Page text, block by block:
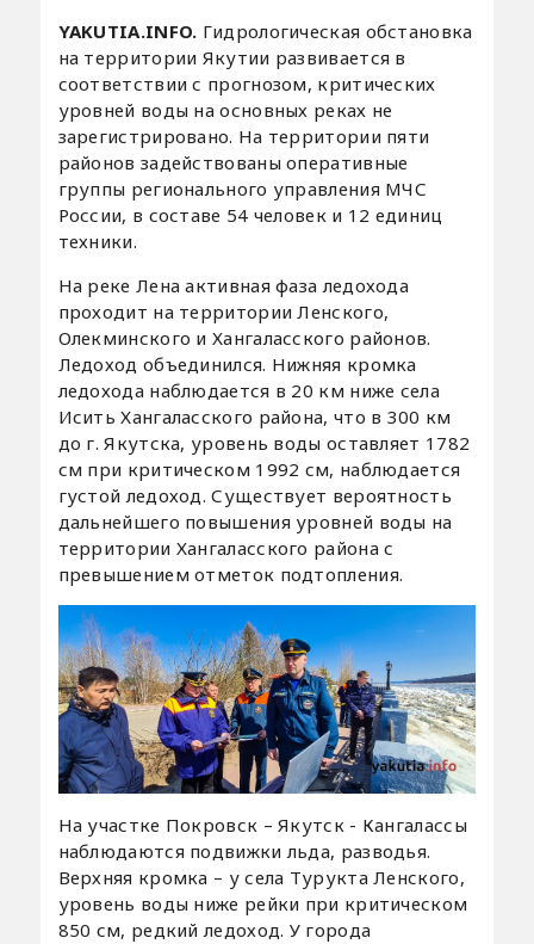
YAKUTIA.INFO. Гидрологическая обстановка
на территории Якутии развивается в
соответствии с прогнозом, критических
уровней воды на основных реках не
зарегистрировано. На территории пяти
районов задействованы оперативные
группы регионального управления МЧС
России, в составе 54 человек и 12 единиц
техники.
На реке Лена активная фаза ледохода
проходит на территории Ленского,
Олекминского и Хангаласского районов.
Ледоход объединился. Нижняя кромка
ледохода наблюдается в 20 км ниже села
Исить Хангаласского района, что в 300 км
до г. Якутска, уровень воды оставляет 1782
см при критическом 1992 см, наблюдается
густой ледоход. Существует вероятность
дальнейшего повышения уровней воды на
территории Хангаласского района с
превышением отметок подтопления.
На участке Покровск – Якутск - Кангалассы
наблюдаются подвижки льда, разводья.
Верхняя кромка – у села Турукта Ленского,
уровень воды ниже рейки при критическом
850 см, редкий ледоход. У города